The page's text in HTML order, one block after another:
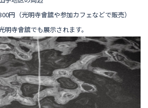
円（光明寺會舘や参加カフェなどで販売）
寺會舘でも展示されます。